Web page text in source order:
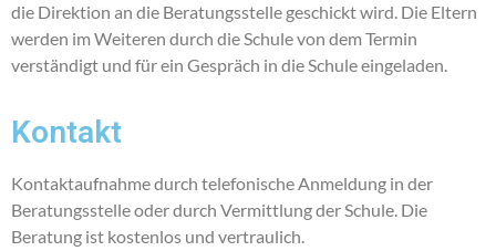
die Direktion an die Beratungsstelle geschickt wird. Die Eltern
werden im Weiteren durch die Schule von dem Termin
verständigt und für ein Gespräch in die Schule eingeladen.
Kontakt
Kontaktaufnahme durch telefonische Anmeldung in der
Beratungsstelle oder durch Vermittlung der Schule. Die
Beratung ist kostenlos und vertraulich.